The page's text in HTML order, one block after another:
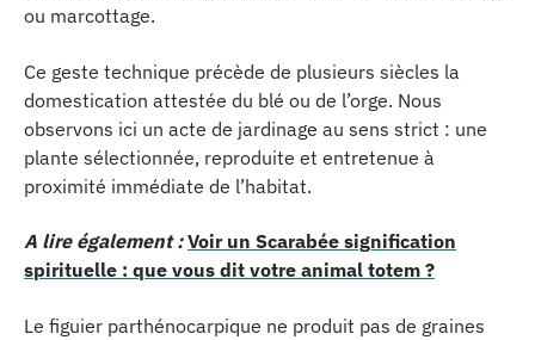
ou marcottage.
Ce geste technique précède de plusieurs siècles la
domestication attestée du blé ou de l’orge. Nous
observons ici un acte de jardinage au sens strict : une
plante sélectionnée, reproduite et entretenue à
proximité immédiate de l’habitat.
A lire également : Voir un Scarabée signification
spirituelle : que vous dit votre animal totem ?
Le figuier parthénocarpique ne produit pas de graines